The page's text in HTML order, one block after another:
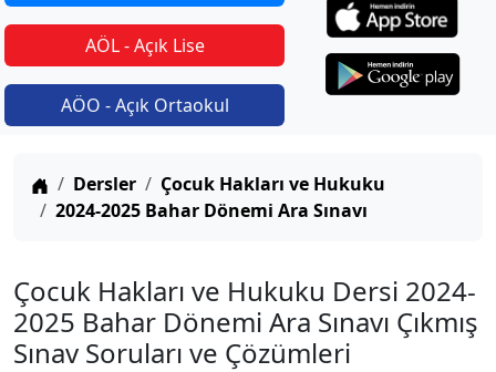
AÖL - Açık Lise
AÖO - Açık Ortaokul
Anasayfa
Dersler
Çocuk Hakları ve Hukuku
2024-2025 Bahar Dönemi Ara Sınavı
Çocuk Hakları ve Hukuku Dersi 2024-
2025 Bahar Dönemi Ara Sınavı Çıkmış
Sınav Soruları ve Çözümleri